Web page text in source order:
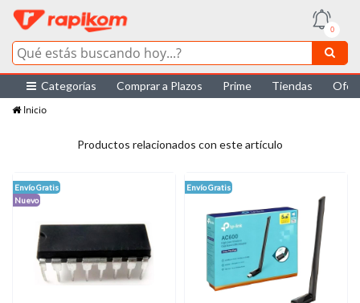
0
Categorías Comprar a Plazos Prime Tiendas
Inicio
Productos relacionados con este artículo
Envío Gratis
Nuevo
Envío Gratis